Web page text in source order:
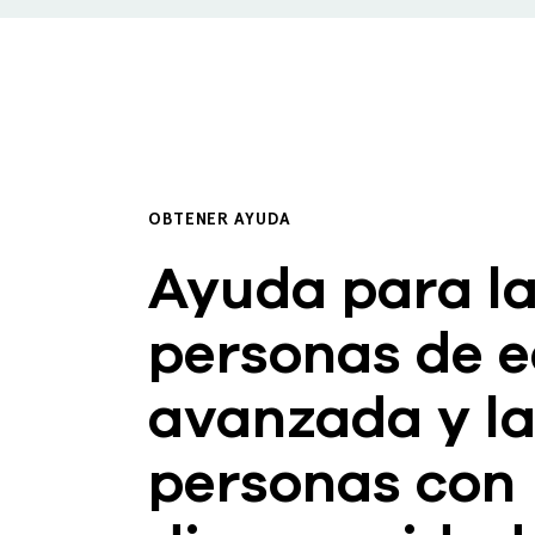
OBTENER AYUDA
Ayuda para
personas de
avanzada y
personas con